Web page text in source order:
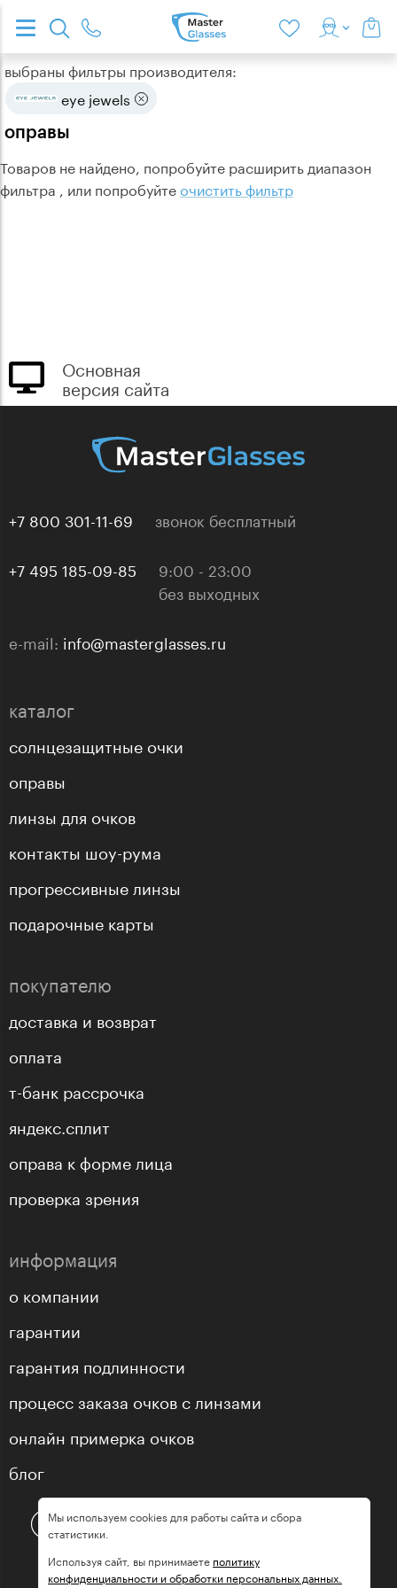
выбраны фильтры производителя:
eye jewels
оправы
Товаров не найдено, попробуйте расширить диапазон
фильтра , или попробуйтеочистить фильтр
Основная
версия сайта
+7 800 301-11-69 звонок бесплатный
+7 495 185-09-85
9:00 - 23:00
без выходных
e-mail: info@masterglasses.ru
каталог
солнцезащитные очки
оправы
линзы для очков
контакты шоу-рума
прогрессивные линзы
подарочные карты
покупателю
доставка и возврат
оплата
т-банк рассрочка
яндекс.сплит
оправа к форме лица
проверка зрения
информация
о компании
гарантии
гарантия подлинности
процесс заказа очков с линзами
онлайн примерка очков
блог
Мы используем cookies для работы сайта и сбора
статистики.
Используя сайт, вы принимаете политику
конфиденциальности и обработки персональных данных.